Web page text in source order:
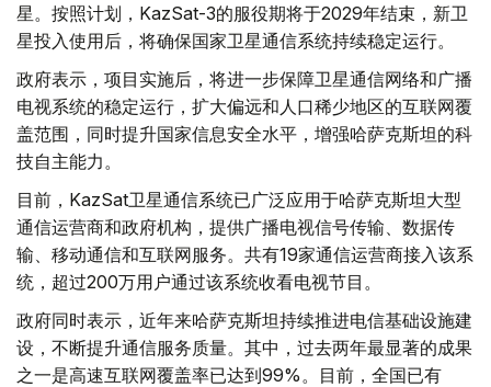
星。按照计划，KazSat-3的服役期将于2029年结束，新卫
星投入使用后，将确保国家卫星通信系统持续稳定运行。
政府表示，项目实施后，将进一步保障卫星通信网络和广播
电视系统的稳定运行，扩大偏远和人口稀少地区的互联网覆
盖范围，同时提升国家信息安全水平，增强哈萨克斯坦的科
技自主能力。
目前，KazSat卫星通信系统已广泛应用于哈萨克斯坦大型
通信运营商和政府机构，提供广播电视信号传输、数据传
输、移动通信和互联网服务。共有19家通信运营商接入该系
统，超过200万用户通过该系统收看电视节目。
政府同时表示，近年来哈萨克斯坦持续推进电信基础设施建
设，不断提升通信服务质量。其中，过去两年最显著的成果
之一是高速互联网覆盖率已达到99%。目前，全国已有